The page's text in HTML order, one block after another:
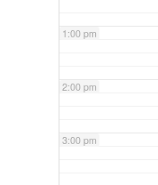
1:00 pm
2:00 pm
3:00 pm